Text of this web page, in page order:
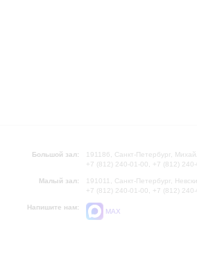
Большой зал:
191186, Санкт-Петербург,
+7 (812) 240-01-00, +7 (812)
Малый зал:
191011, Санкт-Петербург,
+7 (812) 240-01-00, +7 (812)
Напишите нам:
MAX